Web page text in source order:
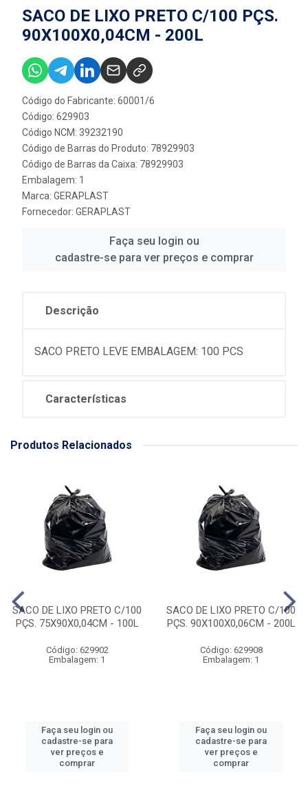
SACO DE LIXO PRETO C/100 PÇS.
90X100X0,04CM - 200L
Código do Fabricante: 60001/6
Código: 629903
Código NCM: 39232190
Código de Barras do Produto: 78929903
Código de Barras da Caixa: 78929903
Embalagem: 1
Marca: GERAPLAST
Fornecedor: GERAPLAST
Faça seu login ou
cadastre-se para ver preços e comprar
Descrição
SACO PRETO LEVE EMBALAGEM: 100 PCS
Características
Produtos Relacionados
SACO DE LIXO PRETO C/100
PÇS. 75X90X0,04CM - 100L
Código: 629902
Embalagem: 1
Faça seu login ou
cadastre-se para
ver preços e
comprar
SACO DE LIXO PRETO C/100
PÇS. 90X100X0,06CM - 200L
Código: 629908
Embalagem: 1
Faça seu login ou
cadastre-se para
ver preços e
comprar